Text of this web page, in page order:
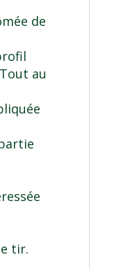
de
au
tir.